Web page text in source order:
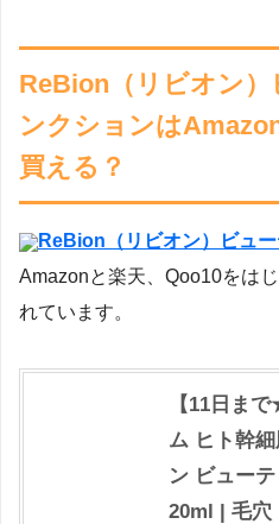
ReBion（リビオン
ンクションは
買える？
ReBion（リビオン）ビュ
Amazonと楽天、Qoo10をは
れています。
【11日ま
ム ヒト幹
ン ビュー
20ml | 毛穴